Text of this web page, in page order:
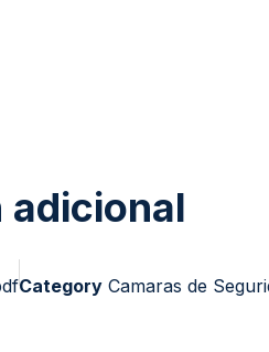
Category Camaras de